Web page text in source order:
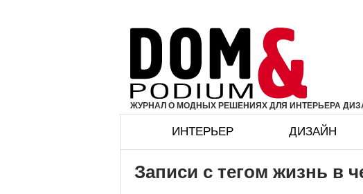
ЖУРНАЛ О МОДНЫХ РЕШЕНИЯХ ДЛЯ ИНТЕРЬЕРА
ИНТЕРЬЕР ДИЗАЙН
Записи с тегом жизнь в